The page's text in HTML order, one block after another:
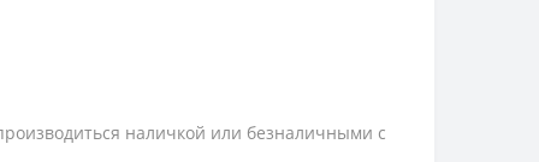
наличкой или безналичными с